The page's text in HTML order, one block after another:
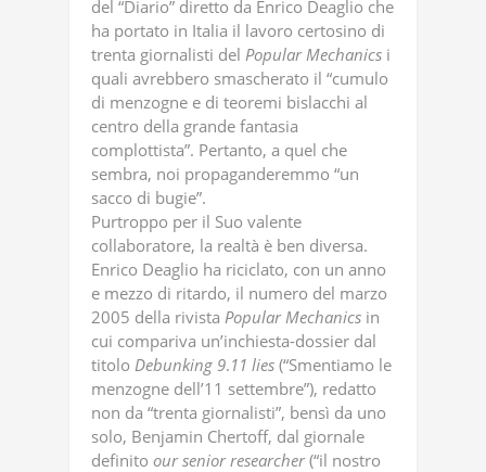
del “Diario” diretto da Enrico Deaglio che
ha portato in Italia il lavoro certosino di
trenta giornalisti del Popular Mechanics i
quali avrebbero smascherato il “cumulo
di menzogne e di teoremi bislacchi al
centro della grande fantasia
complottista”. Pertanto, a quel che
sembra, noi propaganderemmo “un
sacco di bugie”.
Purtroppo per il Suo valente
collaboratore, la realtà è ben diversa.
Enrico Deaglio ha riciclato, con un anno
e mezzo di ritardo, il numero del marzo
2005 della rivista Popular Mechanics in
cui compariva un’inchiesta-dossier dal
titolo Debunking 9.11 lies (“Smentiamo le
menzogne dell’11 settembre”), redatto
non da “trenta giornalisti”, bensì da uno
solo, Benjamin Chertoff, dal giornale
definito our senior researcher(“il nostro